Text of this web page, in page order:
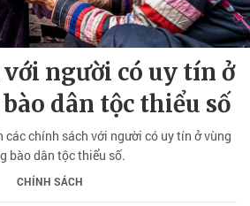
người có uy tín ở
dân tộc thiểu số
các chính sách với người có uy tín ở vùng
bào dân tộc thiểu số.
CHÍNH SÁCH